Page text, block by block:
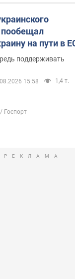
пообещал
на пути в
поддерживать
15:58 1,4 т.
Госпорт